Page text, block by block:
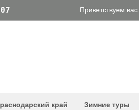
Приветствуем
край Зимние туры